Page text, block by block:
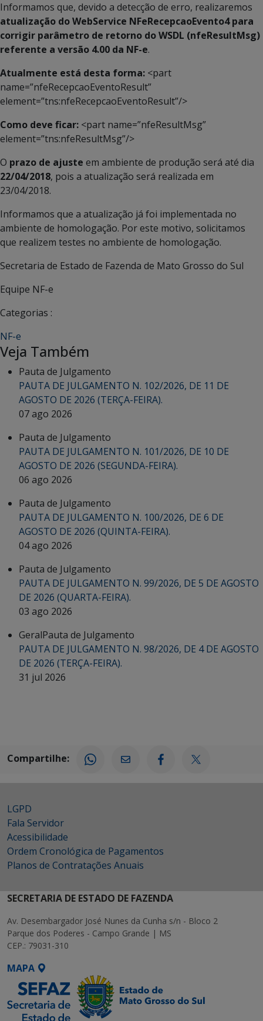
Informamos que, devido a detecção de erro, realizaremos
atualização do WebService NFeRecepcaoEvento4 para
corrigir parâmetro de retorno do WSDL (nfeResultMsg)
referente a versão 4.00 da NF-e.
Atualmente está desta forma: <part
name=”nfeRecepcaoEventoResult”
element=”tns:nfeRecepcaoEventoResult”/>
Como deve ficar: <part name=”nfeResultMsg”
element=”tns:nfeResultMsg”/>
O prazo de ajuste em ambiente de produção será até dia
22/04/2018, pois a atualização será realizada em
23/04/2018.
Informamos que a atualização já foi implementada no
ambiente de homologação. Por este motivo, solicitamos
que realizem testes no ambiente de homologação.
Secretaria de Estado de Fazenda de Mato Grosso do Sul
Equipe NF-e
Categorias :
NF-e
Veja Também
Pauta de Julgamento
PAUTA DE JULGAMENTO N. 102/2026, DE 11 DE
AGOSTO DE 2026 (TERÇA-FEIRA).
07 ago 2026
Pauta de Julgamento
PAUTA DE JULGAMENTO N. 101/2026, DE 10 DE
AGOSTO DE 2026 (SEGUNDA-FEIRA).
06 ago 2026
Pauta de Julgamento
PAUTA DE JULGAMENTO N. 100/2026, DE 6 DE
AGOSTO DE 2026 (QUINTA-FEIRA).
04 ago 2026
Pauta de Julgamento
PAUTA DE JULGAMENTO N. 99/2026, DE 5 DE AGOSTO
DE 2026 (QUARTA-FEIRA).
03 ago 2026
GeralPauta de Julgamento
PAUTA DE JULGAMENTO N. 98/2026, DE 4 DE AGOSTO
DE 2026 (TERÇA-FEIRA).
31 jul 2026
Compartilhe:
LGPD
Fala Servidor
Acessibilidade
Ordem Cronológica de Pagamentos
Planos de Contratações Anuais
SECRETARIA DE ESTADO DE FAZENDA
Av. Desembargador José Nunes da Cunha s/n - Bloco 2
Parque dos Poderes - Campo Grande | MS
CEP.: 79031-310
MAPA